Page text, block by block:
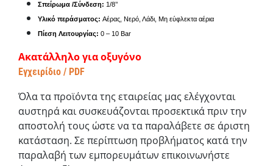
Σπείρωμα /Σύνδεση: 1/8’’
Υλικό περάσματος: Αέρας, Νερό, Λάδι, Μη εύφλεκτα αέρια
Πίεση Λειτουργίας: 0 – 10 Bar
Ακατάλληλο για οξυγόνο
Εγχειρίδιο / PDF
Όλα τα προϊόντα της εταιρείας μας ελέγχονται
αυστηρά και συσκευάζονται προσεκτικά πριν την
αποστολή τους ώστε να τα παραλάβετε σε άριστη
κατάσταση. Σε περίπτωση προβλήματος κατά την
παραλαβή των εμπορευμάτων επικοινωνήστε